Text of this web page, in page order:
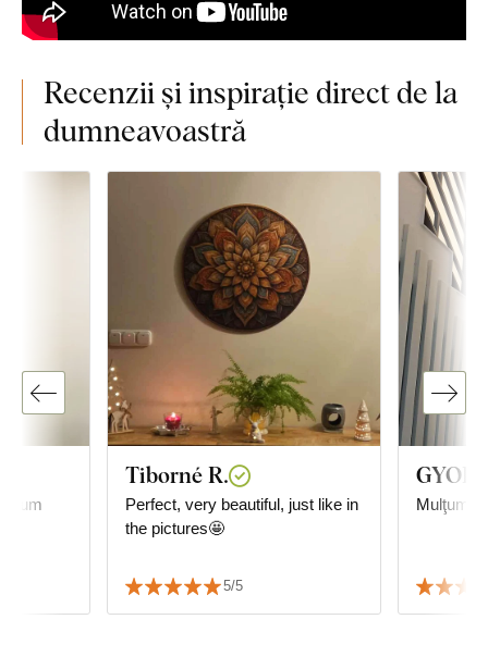
Recenzii și inspirație direct de la
dumneavoastră
cum
Tiborné R.
Perfect, very beautiful, just like in
the pictures🤩
5/5